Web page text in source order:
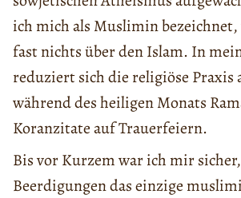
ich mich als Muslimin bezeichnet,
fast nichts über den Islam. In
reduziert sich die religiöse Praxis
während des heiligen Monats
Koranzitate auf Trauerfeiern.
Bis vor Kurzem war ich mir
Beerdigungen das einzige